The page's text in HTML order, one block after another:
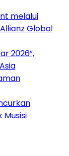
melalui
Global
2026”,
Musisi